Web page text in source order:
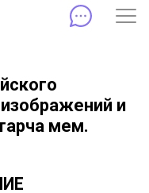
и
мем.